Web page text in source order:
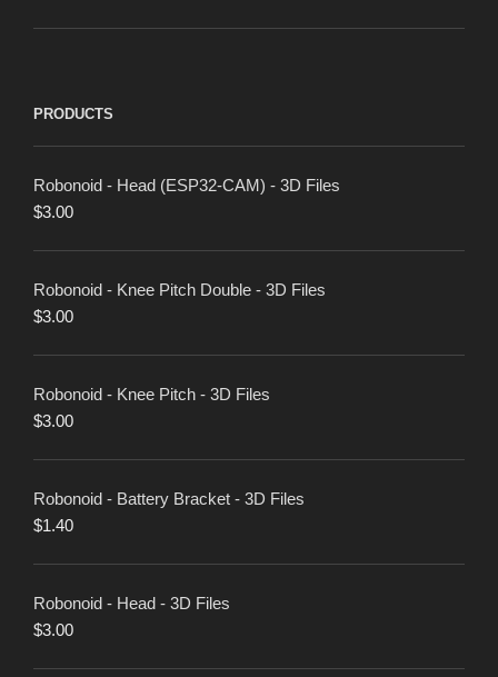
PRODUCTS
Robonoid - Head (ESP32-CAM) - 3D Files
$3.00
Robonoid - Knee Pitch Double - 3D Files
$3.00
Robonoid - Knee Pitch - 3D Files
$3.00
Robonoid - Battery Bracket - 3D Files
$1.40
Robonoid - Head - 3D Files
$3.00